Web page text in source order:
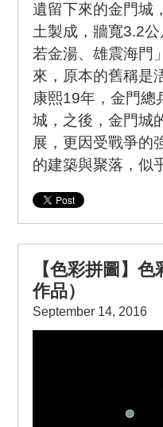
遺留下來的金門城
土製成，牆寬3.2
若金湯、雄震海門
來，原本的舊稱是
康熙19年，金門總
城，之後，金門城
展，更因受戰爭的
的建築與聚落，似
【色彩拼圖】
作品）
September 14, 2016